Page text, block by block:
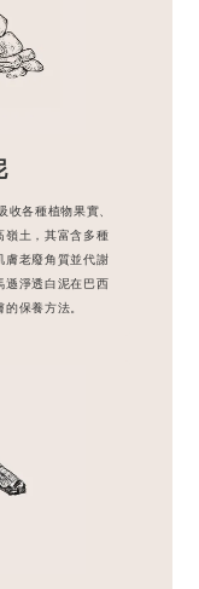
各種植物果實、
嶺土，其富含多種
膚老廢角質並代謝
遜淨透白泥在巴西
保養方法。